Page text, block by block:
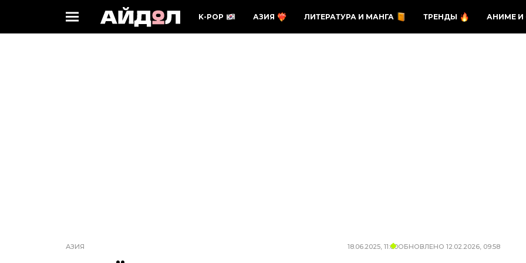
K-POP АЗИЯ ЛИТЕРАТУРА И МАНГА ТРЕНДЫ АНИМЕ И
АЗИЯ 18.06.2025, 11:00ОБНОВЛЕНО 12.02.2026, 09:58